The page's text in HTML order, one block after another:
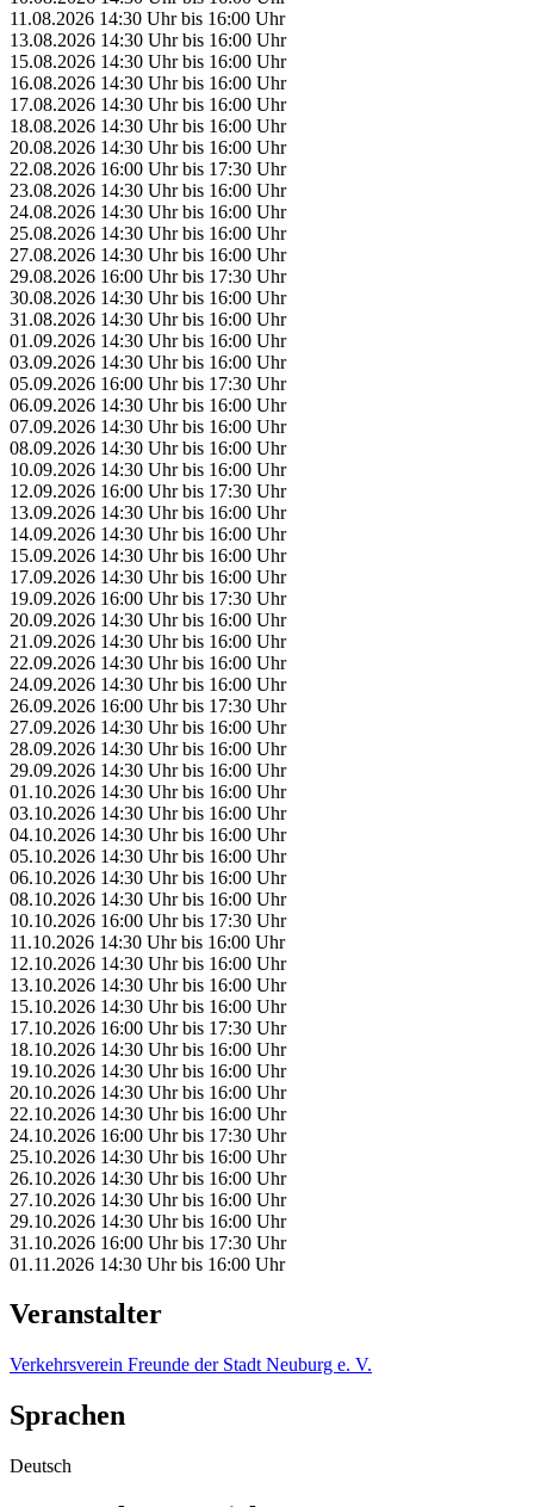
11.08.2026 14:30 Uhrbis 16:00 Uhr
13.08.2026 14:30 Uhrbis 16:00 Uhr
15.08.2026 14:30 Uhrbis 16:00 Uhr
16.08.2026 14:30 Uhrbis 16:00 Uhr
17.08.2026 14:30 Uhrbis 16:00 Uhr
18.08.2026 14:30 Uhrbis 16:00 Uhr
20.08.2026 14:30 Uhrbis 16:00 Uhr
22.08.2026 16:00 Uhrbis 17:30 Uhr
23.08.2026 14:30 Uhrbis 16:00 Uhr
24.08.2026 14:30 Uhrbis 16:00 Uhr
25.08.2026 14:30 Uhrbis 16:00 Uhr
27.08.2026 14:30 Uhrbis 16:00 Uhr
29.08.2026 16:00 Uhrbis 17:30 Uhr
30.08.2026 14:30 Uhrbis 16:00 Uhr
31.08.2026 14:30 Uhrbis 16:00 Uhr
01.09.2026 14:30 Uhrbis 16:00 Uhr
03.09.2026 14:30 Uhrbis 16:00 Uhr
05.09.2026 16:00 Uhrbis 17:30 Uhr
06.09.2026 14:30 Uhrbis 16:00 Uhr
07.09.2026 14:30 Uhrbis 16:00 Uhr
08.09.2026 14:30 Uhrbis 16:00 Uhr
10.09.2026 14:30 Uhrbis 16:00 Uhr
12.09.2026 16:00 Uhrbis 17:30 Uhr
13.09.2026 14:30 Uhrbis 16:00 Uhr
14.09.2026 14:30 Uhrbis 16:00 Uhr
15.09.2026 14:30 Uhrbis 16:00 Uhr
17.09.2026 14:30 Uhrbis 16:00 Uhr
19.09.2026 16:00 Uhrbis 17:30 Uhr
20.09.2026 14:30 Uhrbis 16:00 Uhr
21.09.2026 14:30 Uhrbis 16:00 Uhr
22.09.2026 14:30 Uhrbis 16:00 Uhr
24.09.2026 14:30 Uhrbis 16:00 Uhr
26.09.2026 16:00 Uhrbis 17:30 Uhr
27.09.2026 14:30 Uhrbis 16:00 Uhr
28.09.2026 14:30 Uhrbis 16:00 Uhr
29.09.2026 14:30 Uhrbis 16:00 Uhr
01.10.2026 14:30 Uhrbis 16:00 Uhr
03.10.2026 14:30 Uhrbis 16:00 Uhr
04.10.2026 14:30 Uhrbis 16:00 Uhr
05.10.2026 14:30 Uhrbis 16:00 Uhr
06.10.2026 14:30 Uhrbis 16:00 Uhr
08.10.2026 14:30 Uhrbis 16:00 Uhr
10.10.2026 16:00 Uhrbis 17:30 Uhr
11.10.2026 14:30 Uhrbis 16:00 Uhr
12.10.2026 14:30 Uhrbis 16:00 Uhr
13.10.2026 14:30 Uhrbis 16:00 Uhr
15.10.2026 14:30 Uhrbis 16:00 Uhr
17.10.2026 16:00 Uhrbis 17:30 Uhr
18.10.2026 14:30 Uhrbis 16:00 Uhr
19.10.2026 14:30 Uhrbis 16:00 Uhr
20.10.2026 14:30 Uhrbis 16:00 Uhr
22.10.2026 14:30 Uhrbis 16:00 Uhr
24.10.2026 16:00 Uhrbis 17:30 Uhr
25.10.2026 14:30 Uhrbis 16:00 Uhr
26.10.2026 14:30 Uhrbis 16:00 Uhr
27.10.2026 14:30 Uhrbis 16:00 Uhr
29.10.2026 14:30 Uhrbis 16:00 Uhr
31.10.2026 16:00 Uhrbis 17:30 Uhr
01.11.2026 14:30 Uhrbis 16:00 Uhr
Veranstalter
Verkehrsverein Freunde der Stadt Neuburg e. V.
Sprachen
Deutsch